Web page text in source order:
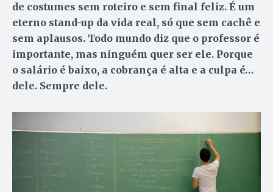
de costumes sem roteiro e sem final feliz. É um
eterno stand-up da vida real, só que sem cachê e
sem aplausos. Todo mundo diz que o professor é
importante, mas ninguém quer ser ele. Porque
o salário é baixo, a cobrança é alta e a culpa é…
dele. Sempre dele.